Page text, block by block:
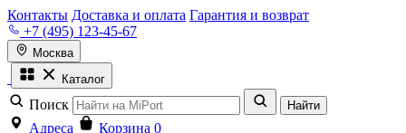
Контакты Доставка и оплата Гарантия и возврат
+7 (495) 123-45-67
Москва
Каталог
Поиск Найти
Адреса Корзина 0